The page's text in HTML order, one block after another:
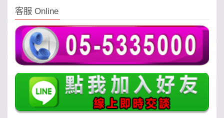
客服 Online